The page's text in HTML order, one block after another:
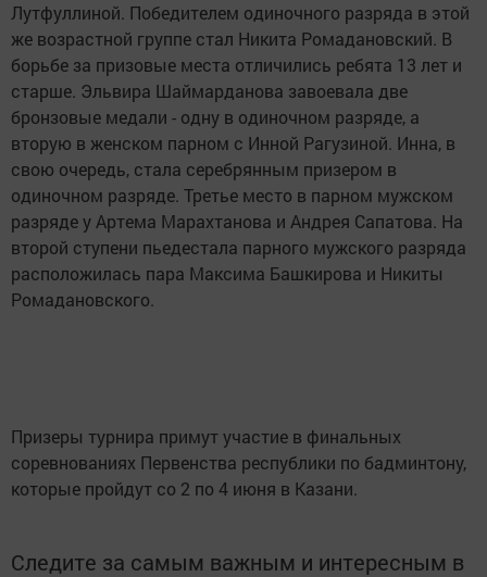
Лутфуллиной. Победителем одиночного разряда в этой
же возрастной группе стал Никита Ромадановский. В
борьбе за призовые места отличились ребята 13 лет и
старше. Эльвира Шаймарданова завоевала две
бронзовые медали - одну в одиночном разряде, а
вторую в женском парном с Инной Рагузиной. Инна, в
свою очередь, стала серебрянным призером в
одиночном разряде. Третье место в парном мужском
разряде у Артема Марахтанова и Андрея Сапатова. На
второй ступени пьедестала парного мужского разряда
расположилась пара Максима Башкирова и Никиты
Ромадановского.
Призеры турнира примут участие в финальных
соревнованиях Первенства республики по бадминтону,
которые пройдут со 2 по 4 июня в Казани.
Следите за самым важным и интересным в